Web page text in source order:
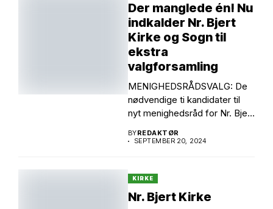
Der manglede én! Nu
indkalder Nr. Bjert
Kirke og Sogn til
ekstra
valgforsamling
MENIGHEDSRÅDSVALG: De
nødvendige ti kandidater til
nyt menighedsråd for Nr. Bjert
BYREDAKTØR
SEPTEMBER 20, 2024
KIRKE
Nr. Bjert Kirke